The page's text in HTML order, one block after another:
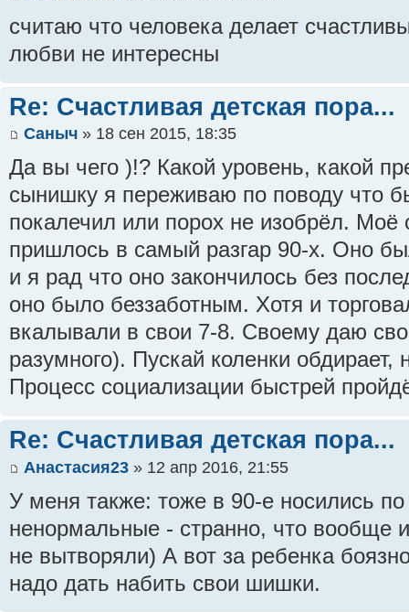
считаю что человека делает
любви не интересны
Re: Счастливая детская пора...
Саныч » 18 сен 2015, 18:35
Да вы чего )!? Какой уровень, какой
сынишку я переживаю по поводу что
покалечил или порох не изобрёл. Моё
пришлось в самый разгар 90-х. Оно
и я рад что оно закончилось без
оно было беззаботным. Хотя и
вкалывали в свои 7-8. Своему даю
разумного). Пускай коленки обдирает,
Процесс социализации быстрей
Re: Счастливая детская пора...
Анастасия23 » 12 апр 2016, 21:55
У меня также: тоже в 90-е носились
ненормальные - странно, что вообще
не вытворяли) А вот за ребенка
надо дать набить свои шишки.